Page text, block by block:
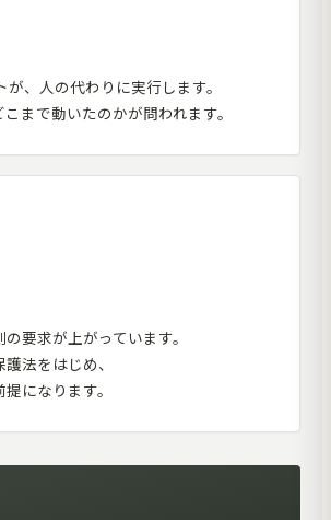
、人の代わりに実行します。
まで動いたのかが問われます。
要求が上がっています。
法をはじめ、
になります。